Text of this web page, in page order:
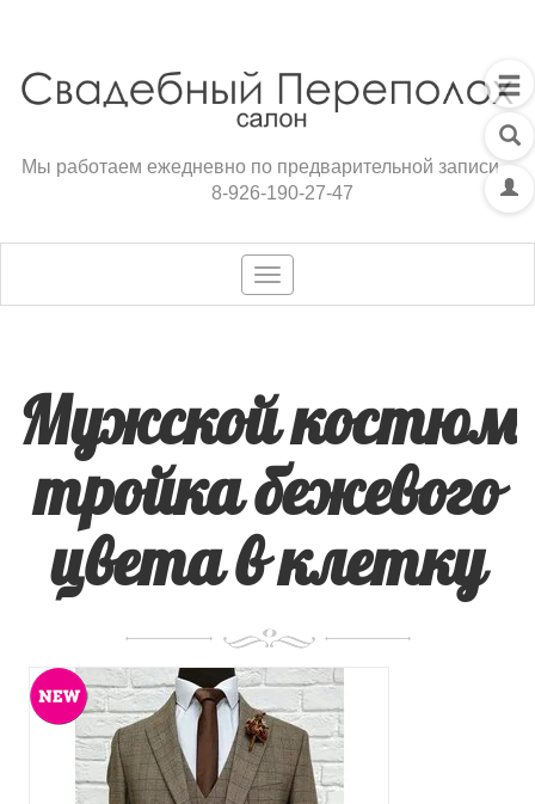
Мы работаем ежедневно по предварительной записи
8-926-190-27-47
Toggle
navigation
Мужской костюм
тройка бежевого
цвета в клетку